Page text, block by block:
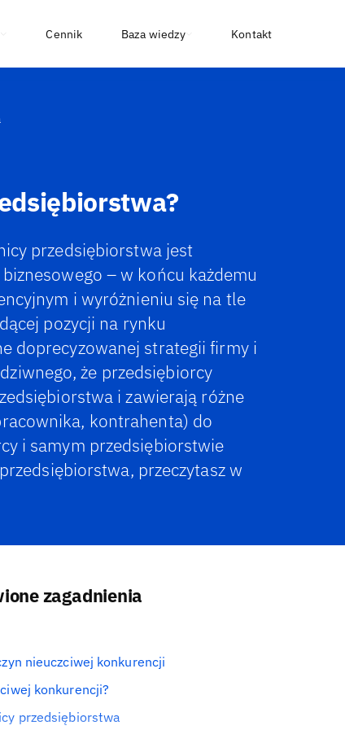
Cennik Baza wiedzy Kontakt
przedsiębiorstwa jest
– w końcu każdemu
i wyróżnieniu się na tle
pozycji na rynku
doprecyzowanej strategii firmy i
że przedsiębiorcy
i zawierają różne
kontrahenta) do
i samym przedsiębiorstwie
przeczytasz w
zagadnienia
nieuczciwej konkurencji
konkurencji?
przedsiębiorstwa